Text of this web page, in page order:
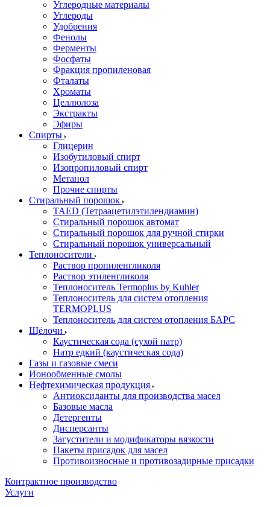
Углеродные материалы
Углероды
Удобрения
Фенолы
Ферменты
Фосфаты
Фракция пропиленовая
Фталаты
Хроматы
Целлюлоза
Экстракты
Эфиры
Спирты
Глицерин
Изобутиловый спирт
Изопропиловый спирт
Метанол
Прочие спирты
Стиральный порошок
TAED (Тетраацетилэтилендиамин)
Стиральный порошок автомат
Стиральный порошок для ручной стирки
Стиральный порошок универсальный
Теплоносители
Раствор пропиленгликоля
Раствор этиленгликоля
Теплоноситель Termoplus by Kuhler
Теплоноситель для систем отопления
TERMOPLUS
Теплоноситель для систем отопления БАРС
Щёлочи
Каустическая сода (сухой натр)
Натр едкий (каустическая сода)
Газы и газовые смеси
Ионообменные смолы
Нефтехимическая продукция
Антиоксиданты для производства масел
Базовые масла
Детергенты
Дисперсанты
Загустители и модификаторы вязкости
Пакеты присадок для масел
Противоизносные и противозадирные присадки
Контрактное производство
Услуги